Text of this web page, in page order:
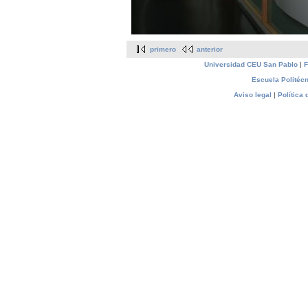
primero
anterior
Universidad CEU San Pablo|
Escuela
Aviso legal | Política